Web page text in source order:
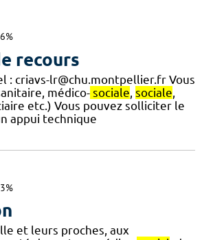
recours
: criavs-lr@chu.montpellier.fr Vous
médico- sociale, sociale,
etc.) Vous pouvez solliciter le
appui technique
et leurs proches, aux